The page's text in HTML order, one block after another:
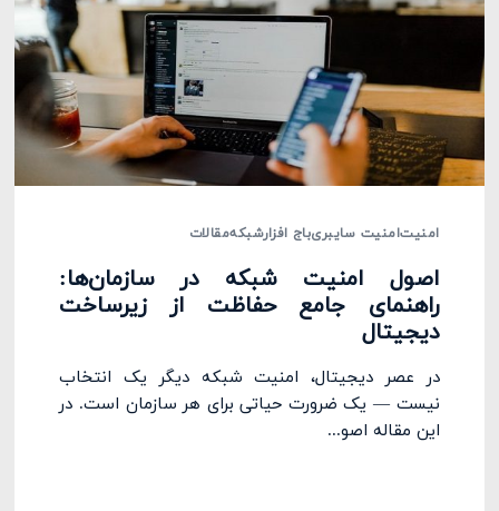
امنیتامنیت سایبریباج افزارشبکهمقالات
اصول امنیت شبکه در سازمان‌ها:
راهنمای جامع حفاظت از زیرساخت
دیجیتال
در عصر دیجیتال، امنیت شبکه دیگر یک انتخاب
نیست — یک ضرورت حیاتی برای هر سازمان است. در
این مقاله اصو...